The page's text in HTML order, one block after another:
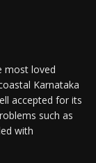
most loved
Karnataka
accepted for its
such as
with